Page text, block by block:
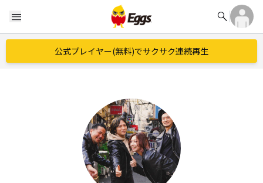
menu search
公式プレイヤー(無料)でサクサク連続再生